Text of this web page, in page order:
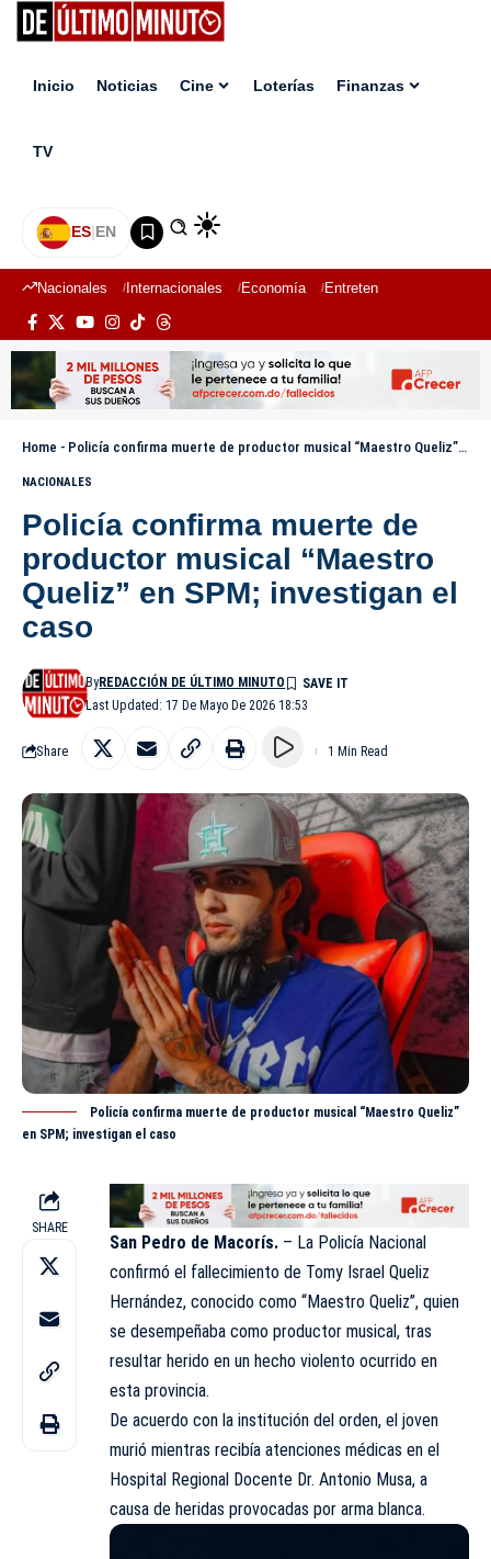
Inicio Noticias Cine Loterías Finanzas
TV
ES|EN
Nacionales Internacionales Economía Entretenimiento
Home - Policía confirma muerte de productor musical “Maestro Queliz” en SPM; investigan el caso
NACIONALES
Policía confirma muerte de
productor musical “Maestro
Queliz” en SPM; investigan el
caso
Last Updated: 17 De Mayo De 2026 18:53
ByREDACCIÓN DE ÚLTIMO MINUTO
Share 1 Min Read
Policía confirma muerte de productor musical “Maestro Queliz”
en SPM; investigan el caso
SHARE
San Pedro de Macorís. – La Policía Nacional
confirmó el fallecimiento de Tomy Israel Queliz
Hernández, conocido como “Maestro Queliz”, quien
se desempeñaba como productor musical, tras
resultar herido en un hecho violento ocurrido en
esta provincia.
De acuerdo con la institución del orden, el joven
murió mientras recibía atenciones médicas en el
Hospital Regional Docente Dr. Antonio Musa, a
causa de heridas provocadas por arma blanca.